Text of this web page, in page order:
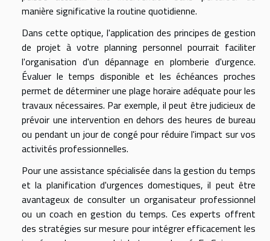
manière significative la routine quotidienne.
Dans cette optique, l'application des principes de gestion
de projet à votre planning personnel pourrait faciliter
l'organisation d'un dépannage en plomberie d'urgence.
Évaluer le temps disponible et les échéances proches
permet de déterminer une plage horaire adéquate pour les
travaux nécessaires. Par exemple, il peut être judicieux de
prévoir une intervention en dehors des heures de bureau
ou pendant un jour de congé pour réduire l'impact sur vos
activités professionnelles.
Pour une assistance spécialisée dans la gestion du temps
et la planification d'urgences domestiques, il peut être
avantageux de consulter un organisateur professionnel
ou un coach en gestion du temps. Ces experts offrent
des stratégies sur mesure pour intégrer efficacement les